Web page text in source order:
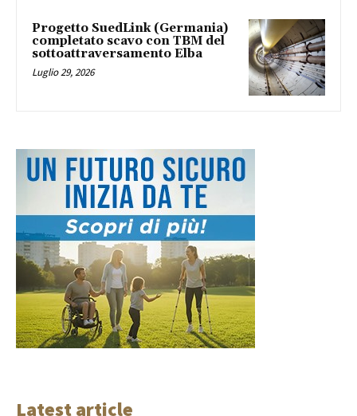
Progetto SuedLink (Germania)
completato scavo con TBM del
sottoattraversamento Elba
Luglio 29, 2026
Latest article